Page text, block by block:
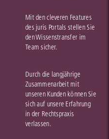
Mit den cleveren Features
des juris Portals stellen Sie
den Wissenstransfer im
Team sicher.
Durch die langjährige
Zusammenarbeit mit
unseren Kunden können Sie
sich auf unsere Erfahrung
in der Rechtspraxis
verlassen.